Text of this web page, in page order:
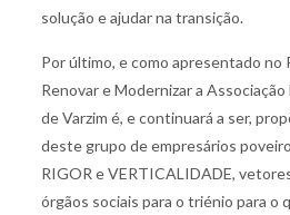
solução e ajudar na transição.
Por último, e como apresentado no
Renovar e Modernizar a Associação
de Varzim é, e continuará a ser,
deste grupo de empresários
RIGOR e VERTICALIDADE,
órgãos sociais para o triénio para o